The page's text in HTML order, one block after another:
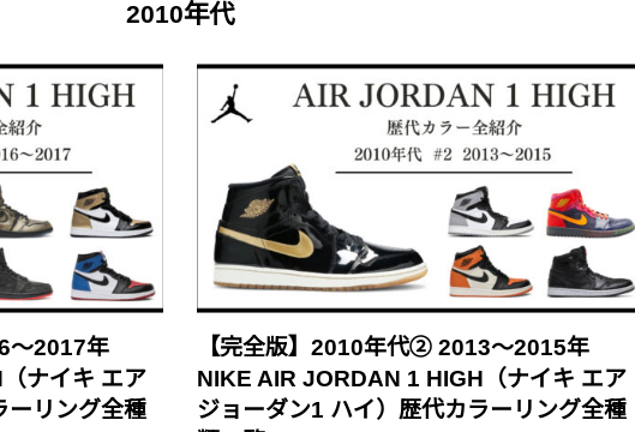
2010年代
～2017年
ナイキ エア
ーリング全種
【完全版】2010年代② 2013～2015年
NIKE AIR JORDAN 1 HIGH（ナイキ エア
ジョーダン1 ハイ）歴代カラーリング全種